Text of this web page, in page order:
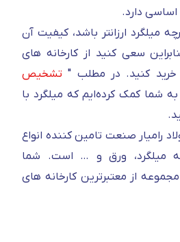
دارد.
میلگرد ارزانتر باشد، کیفیت آن
سعی کنید از کارخانه های
کنید. در مطلب " تشخیص
شما کمک کرده‌ایم که میلگرد با
رامیار صنعت تامین کننده انواع
میلگرد، ورق و … است. شما
از معتبرترین کارخانه های